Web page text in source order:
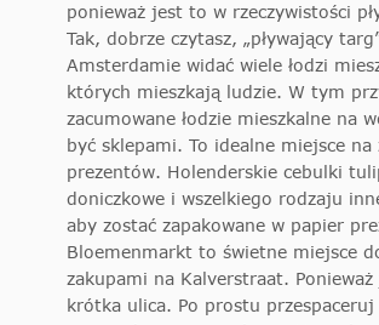
ponieważ jest to w rzeczywistości
Tak, dobrze czytasz, „pływający
Amsterdamie widać wiele łodzi
których mieszkają ludzie. W tym
zacumowane łodzie mieszkalne na
być sklepami. To idealne miejsce na
prezentów. Holenderskie cebulki
doniczkowe i wszelkiego rodzaju
aby zostać zapakowane w papier
Bloemenmarkt to świetne miejsce
zakupami na Kalverstraat.
krótka ulica. Po prostu